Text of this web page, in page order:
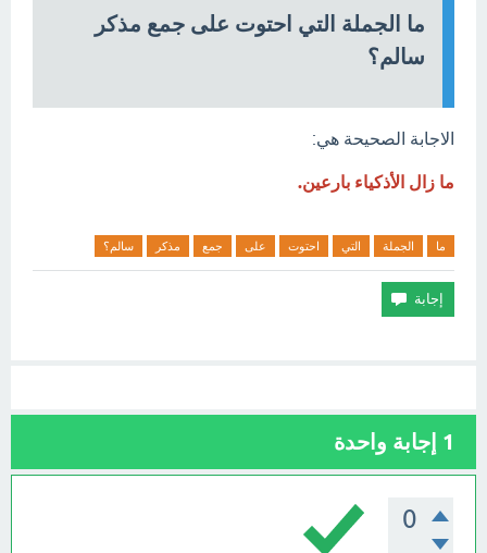
ما الجملة التي احتوت على جمع مذكر
سالم؟
الاجابة الصحيحة هي:
ما زال الأذكياء بارعين.
ما الجملة التي احتوت على جمع مذكر سالم؟
1 إجابة واحدة
0